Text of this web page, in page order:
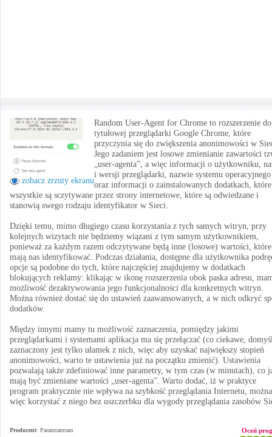
zobacz zrzuty ekranu
Random User-Agent for Chrome to rozszerzenie do
tytułowej przeglądarki Google Chrome, które
przyczynia się do zwiększenia anonimowości w
Jego zadaniem jest losowe zmienianie zawartości
„user-agenta”, a więc informacji o użytkowniku,
i wersji przeglądarki, nazwie systemu operacyjnego
oraz informacji o zainstalowanych dodatkach,
wszystkie są sczytywane przez strony internetowe, które są odwiedzane i
stanowią swego rodzaju identyfikator w Sieci.
Dzięki temu, mimo długiego czasu korzystania z tych samych witryn, przy
kolejnych wizytach nie będziemy wiązani z tym samym użytkownikiem,
ponieważ za każdym razem odczytywane będą inne (losowe) wartości, które
mają nas identyfikować. Podczas działania, dostępne dla użytkownika
opcje są podobne do tych, które najczęściej znajdujemy w dodatkach
blokujących reklamy: klikając w ikonę rozszerzenia obok paska adresu,
możliwość dezaktywowania jego funkcjonalności dla konkretnych witryn.
Można również dostać się do ustawień zaawansowanych, a w nich odkryć
dodatków.
Między innymi mamy tu możliwość zaznaczenia, pomiędzy jakimi
przeglądarkami i systemami aplikacja ma się przełączać (co ciekawe,
zaznaczony jest tylko ułamek z nich, więc aby uzyskać największy stopień
anonimowości, warto te ustawienia już na początku zmienić). Ustawienia
pozwalają także zdefiniować inne parametry, w tym czas (w minutach), co
mają być zmieniane wartości „user-agenta”. Warto dodać, iż w praktyce
program praktycznie nie wpływa na szybkość przeglądania Internetu, można
więc korzystać z niego bez uszczerbku dla wygody przeglądania zasobów
Producent: Paramtamtam
Oceń